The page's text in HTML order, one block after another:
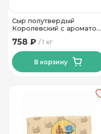
Сыр полутвердый
Королевский с ароматом
Ошмянский СЗ
1 кг
758 ₽
В корзину